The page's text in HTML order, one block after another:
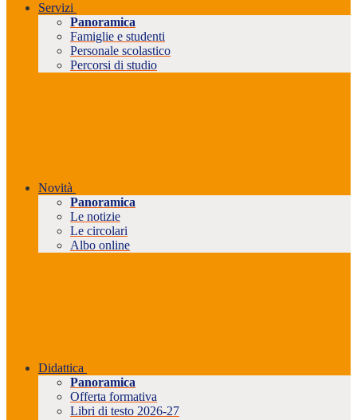
Servizi
Panoramica
Famiglie e studenti
Personale scolastico
Percorsi di studio
Novità
Panoramica
Le notizie
Le circolari
Albo online
Didattica
Panoramica
Offerta formativa
Libri di testo 2026-27